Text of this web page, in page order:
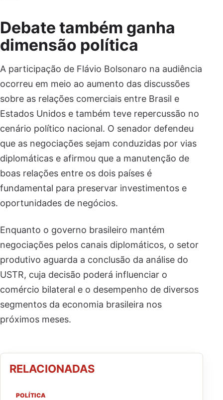
Debate também ganha
dimensão política
A participação de Flávio Bolsonaro na audiência
ocorreu em meio ao aumento das discussões
sobre as relações comerciais entre Brasil e
Estados Unidos e também teve repercussão no
cenário político nacional. O senador defendeu
que as negociações sejam conduzidas por vias
diplomáticas e afirmou que a manutenção de
boas relações entre os dois países é
fundamental para preservar investimentos e
oportunidades de negócios.
Enquanto o governo brasileiro mantém
negociações pelos canais diplomáticos, o setor
produtivo aguarda a conclusão da análise do
USTR, cuja decisão poderá influenciar o
comércio bilateral e o desempenho de diversos
segmentos da economia brasileira nos
próximos meses.
RELACIONADAS
POLÍTICA